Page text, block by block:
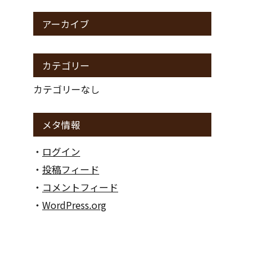
貴金属
アーカイブ
カテゴリー
カテゴリーなし
メタ情報
ログイン
投稿フィード
コメントフィード
WordPress.org